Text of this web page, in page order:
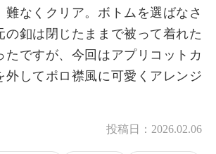
難なくクリア。ボトムを選ばなさ
の釦は閉じたままで被って着れた
たですが、今回はアプリコットカ
外してポロ襟風に可愛くアレンジ
投稿日： 2026.02.06